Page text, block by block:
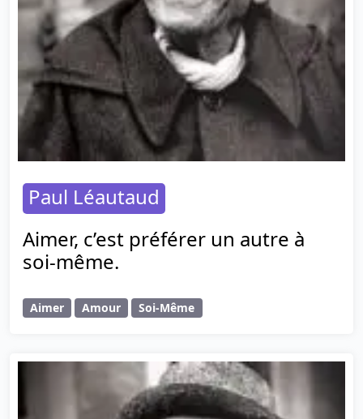
Paul Léautaud
Aimer, c’est préférer un autre à
soi-même.
Aimer Amour Soi-Même